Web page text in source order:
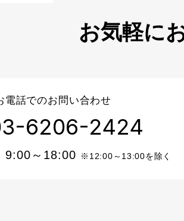
お気軽に
電話でのお問い合わせ
6206-2424
9:00～18:00 ※12:00～13:00を除く